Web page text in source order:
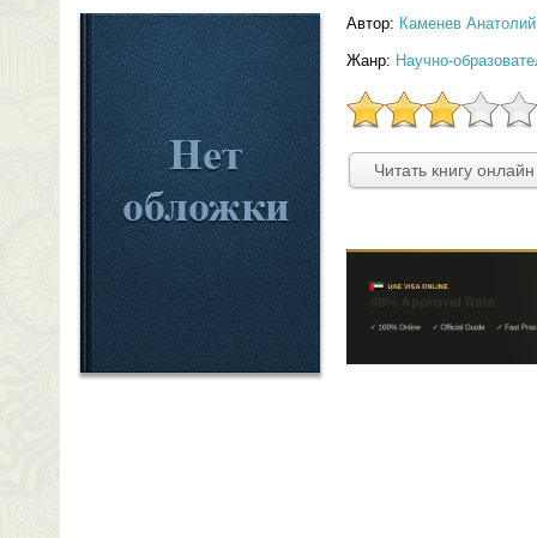
Автор: Каменев Анатолий
Жанр: Научно-
Читать книгу